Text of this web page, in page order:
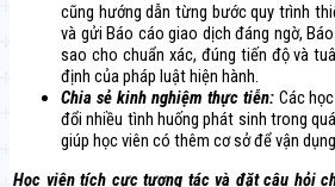
cũng hướng dẫn từng bước quy trình
và gửi Báo cáo giao dịch đáng ngờ,
sao cho chuẩn xác, đúng tiến độ và
định của pháp luật hiện hành.
Chia sẻ kinh nghiệm thực tiễn:Các
đổi nhiều tình huống phát sinh trong
giúp học viên có thêm cơ sở để vận
Học viên tích cực tương tác và đặt câu hỏi